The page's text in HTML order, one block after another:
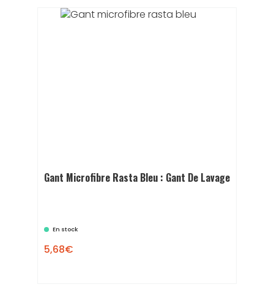
Gant Microfibre Rasta Bleu : Gant De Lavage
En stock
5,68€